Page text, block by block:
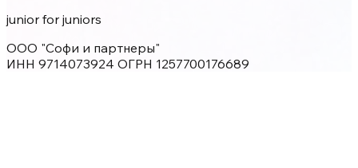
junior for juniors
ООО "Софи и партнеры"
ИНН 9714073924 ОГРН 1257700176689